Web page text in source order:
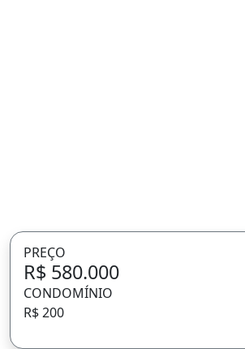
PREÇO
R$ 580.000
CONDOMÍNIO
R$ 200